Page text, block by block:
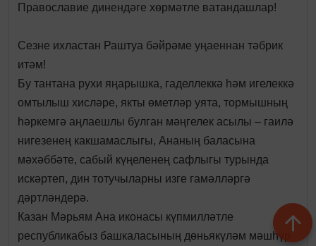
Православие динендәге хөрмәтле ватандашлар!
​Сезне ихластан Раштуа бәйрәме уңаеннан тәбрик
итәм!
​Бу тантана рухи яңарышка, гаделлеккә һәм игелеккә
омтылыш хисләре, якты өметләр уята, тормышның
һәркемгә аңлаешлы булган мәңгелек асылы – гаилә
нигезенең какшамаслыгы, Ананың баласына
мәхәббәте, сабый күңеленең сафлыгы турында
искәртеп, дин тотучыларны изге гамәлләргә
дәртләндерә.
​Казан Мәрьям Ана иконасы күпмилләтле
республикабыз башкаласының дөньякүләм мәшһүр